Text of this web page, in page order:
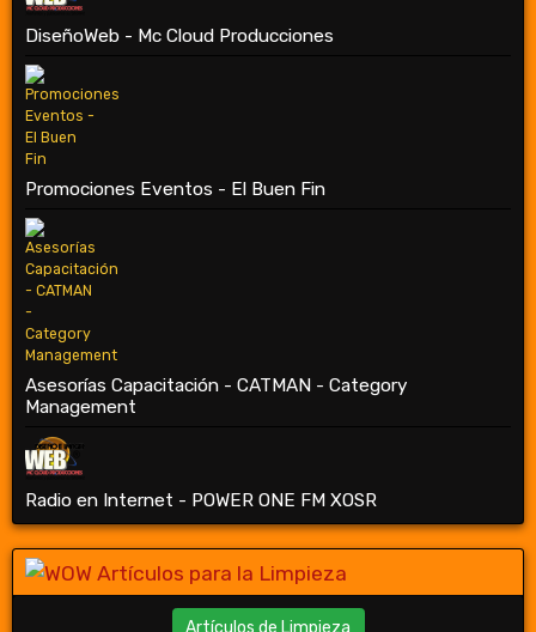
DiseñoWeb - Mc Cloud Producciones
Promociones Eventos - El Buen Fin
Asesorías Capacitación - CATMAN - Category
Management
Radio en Internet - POWER ONE FM XOSR
Artículos de Limpieza